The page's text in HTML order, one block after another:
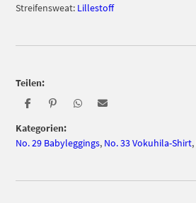
Streifensweat: Lillestoff
Teilen:
Kategorien:
No. 29 Babyleggings, No. 33 Vokuhila-Shirt,